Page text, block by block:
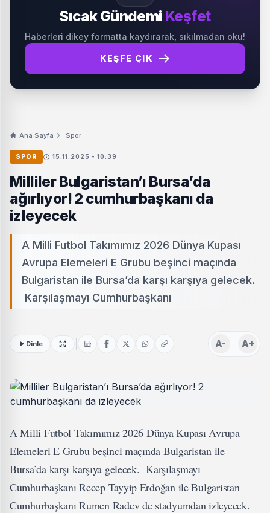
Sıcak Gündemi Keşfet
Haberleri dikey formatta kaydırarak, sıkılmadan oku!
KEŞFE ÇIK
Ana Sayfa Spor
SPOR 15.11.2025 - 10:39
Milliler Bulgaristan’ı Bursa’da
ağırlıyor! 2 cumhurbaşkanı da
izleyecek
A Milli Futbol Takımımız 2026 Dünya Kupası
Avrupa Elemeleri E Grubu beşinci maçında
Bulgaristan ile Bursa’da karşı karşıya gelecek.
Karşılaşmayı Cumhurbaşkanı
Dinle A- A+
A Milli Futbol Takımımız 2026 Dünya Kupası Avrupa
Elemeleri E Grubu beşinci maçında Bulgaristan ile
Bursa’da karşı karşıya gelecek. Karşılaşmayı
Cumhurbaşkanı Recep Tayyip Erdoğan ile Bulgaristan
Cumhurbaşkanı Rumen Radev de stadyumdan izleyecek.